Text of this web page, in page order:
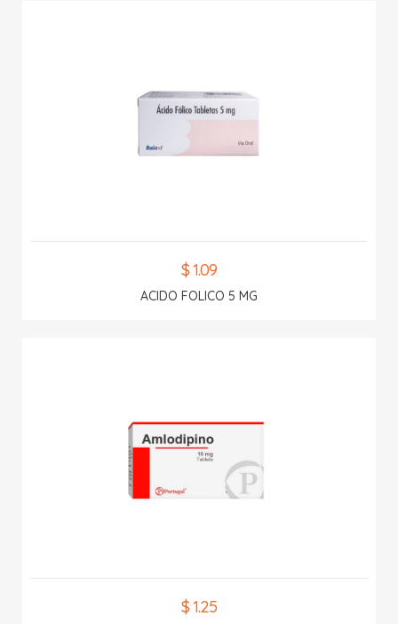
$ 1.09
ACIDO FOLICO 5 MG
$ 1.25